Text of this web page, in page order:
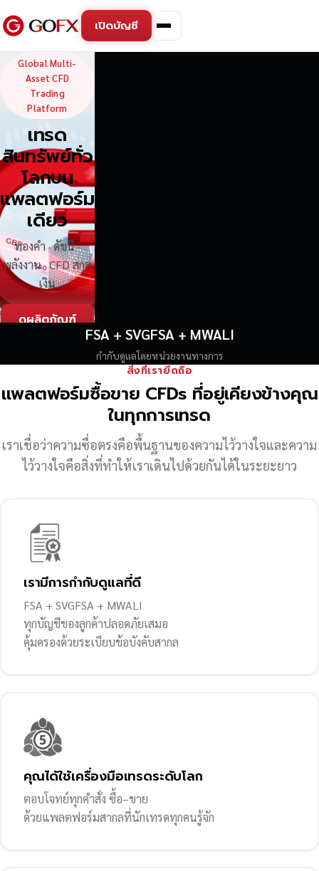
เปิดบัญชี
GoFX — Global Multi-
Global Multi-
Asset CFD
Trading
Platform
เทรด
สินทรัพย์ทั่ว
โลกบน
แพลตฟอร์ม
เดียว
ทองคำ · ดัชนี ·
พลังงาน · CFD สกุล
เงิน
ดูผลิตภัณฑ์
FSA + SVGFSA + MWALI
กำกับดูแลโดยหน่วยงานทางการ
สิ่งที่เรายึดถือ
แพลตฟอร์มซื้อขาย CFDs ที่อยู่เคียงข้างคุณ
ในทุกการเทรด
เราเชื่อว่าความซื่อตรงคือพื้นฐานของความไว้วางใจและความ
ไว้วางใจคือสิ่งที่ทำให้เราเดินไปด้วยกันได้ในระยะยาว
เรามีการกำกับดูแลที่ดี
FSA + SVGFSA + MWALI
ทุกบัญชีของลูกค้าปลอดภัยเสมอ
คุ้มครองด้วยระเบียบข้อบังคับสากล
คุณได้ใช้เครื่องมือเทรดระดับโลก
ตอบโจทย์ทุกคำสั่ง ซื้อ–ขาย
ด้วยแพลตฟอร์มสากลที่นักเทรดทุกคนรู้จัก